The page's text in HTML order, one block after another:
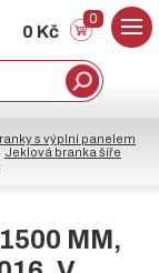
0 Kč
0
s výplní panelem
Jeklová branka šíře
MM,